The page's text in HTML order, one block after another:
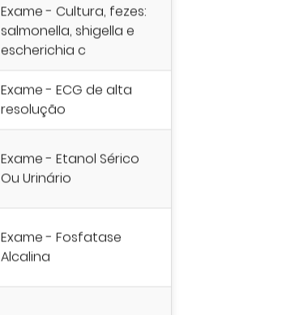
Exame - Cultura, fezes:
salmonella, shigella e
escherichia c
Exame - ECG de alta
resolução
Exame - Etanol Sérico
Ou Urinário
Exame - Fosfatase
Alcalina